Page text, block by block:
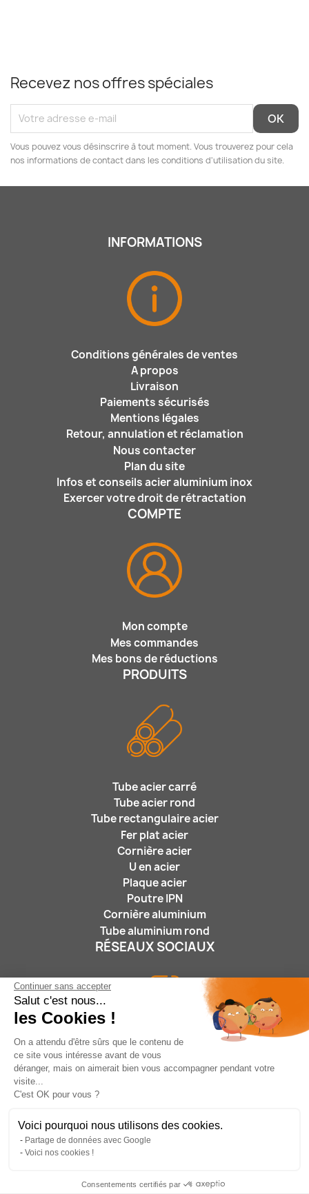
Continuer sans accepter
Salut c'est nous...
les Cookies !
On a attendu d'être sûrs que le contenu de
ce site vous intéresse avant de vous
déranger, mais on aimerait bien vous accompagner pendant votre
visite...
C'est OK pour vous ?
Voici pourquoi nous utilisons des cookies.
Partage de données avec Google
Voici nos cookies !
Consentements certifiés par
Recevez nos offres spéciales
Vous pouvez vous désinscrire à tout moment. Vous trouverez pour cela
nos informations de contact dans les conditions d'utilisation du site.
INFORMATIONS
Conditions générales de ventes
A propos
Livraison
Paiements sécurisés
Mentions légales
Retour, annulation et réclamation
Nous contacter
Plan du site
Infos et conseils acier aluminium inox
Exercer votre droit de rétractation
COMPTE
Mon compte
Mes commandes
Mes bons de réductions
PRODUITS
Tube acier carré
Tube acier rond
Tube rectangulaire acier
Fer plat acier
Cornière acier
U en acier
Plaque acier
Poutre IPN
Cornière aluminium
Tube aluminium rond
RÉSEAUX SOCIAUX
Nous suivre :
05 46 31 15 25/ contact@leroidufer.fr